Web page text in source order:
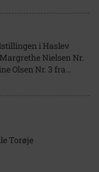
i Haslev
Nielsen Nr.
Olsen Nr. 3 fra...
Torøje